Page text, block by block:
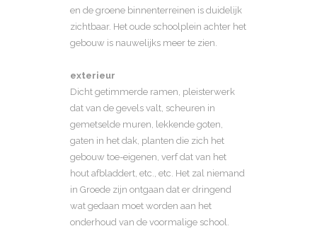
en de groene binnenterreinen is duidelijk
zichtbaar. Het oude schoolplein achter het
gebouw is nauwelijks meer te zien.
exterieur
Dicht getimmerde ramen, pleisterwerk
dat van de gevels valt, scheuren in
gemetselde muren, lekkende goten,
gaten in het dak, planten die zich het
gebouw toe-eigenen, verf dat van het
hout afbladdert, etc., etc. Het zal niemand
in Groede zijn ontgaan dat er dringend
wat gedaan moet worden aan het
onderhoud van de voormalige school.